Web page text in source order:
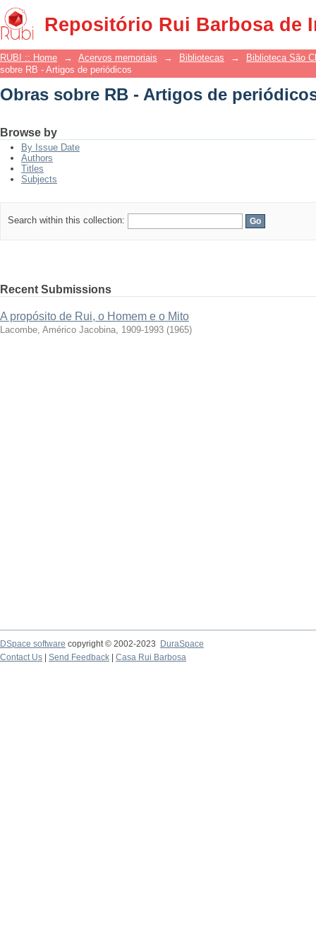
Repositório Rui Barbosa de
Obras sobre RB - Artigos de
RUBI :: Home → Acervos memoriais → Bibliotecas →
Biblioteca São
sobre RB - Artigos de periódicos
Obras sobre RB - Artigos de
Browse by
By Issue Date
Authors
Titles
Subjects
Search within this collection:
Recent Submissions
A propósito de Rui, o Homem e o Mito
Lacombe, Américo Jacobina, 1909-1993 (1965)
DSpace software copyright © 2002-2023
DuraSpace
Contact Us
Send Feedback Casa Rui Barbosa